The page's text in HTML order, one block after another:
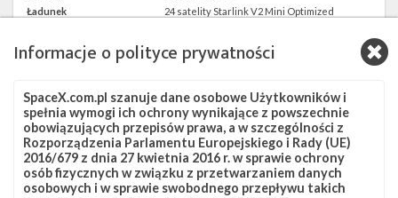
4E w
Google
Ładunek
24 satelity Starlink V2 Mini Optimized
Informacje o polityce prywatności
SpaceX.com.pl szanuje dane osobowe Użytkowników i
spełnia wymogi ich ochrony wynikające z powszechnie
obowiązujących przepisów prawa, a w szczególności z
Rozporządzenia Parlamentu Europejskiego i Rady (UE)
2016/679 z dnia 27 kwietnia 2016 r. w sprawie ochrony
osób fizycznych w związku z przetwarzaniem danych
osobowych i w sprawie swobodnego przepływu takich